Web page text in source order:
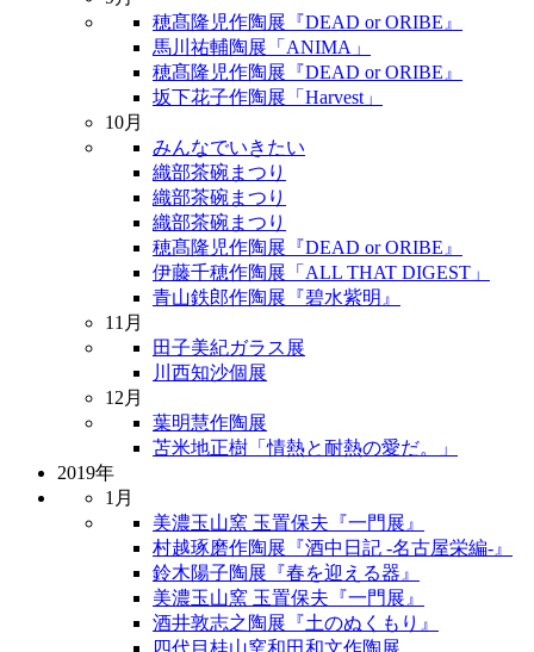
穂髙隆児作陶展『DEAD or ORIBE』
馬川祐輔陶展「ANIMA」
穂髙隆児作陶展『DEAD or ORIBE』
坂下花子作陶展「Harvest」
10月
みんなでいきたい
織部茶碗まつり
織部茶碗まつり
織部茶碗まつり
穂髙隆児作陶展『DEAD or ORIBE』
伊藤千穂作陶展「ALL THAT DIGEST」
青山鉄郎作陶展『碧水紫明』
11月
田子美紀ガラス展
川西知沙個展
12月
葉明慧作陶展
苫米地正樹「情熱と耐熱の愛だ。」
2019年
1月
美濃玉山窯 玉置保夫『一門展』
村越琢磨作陶展『酒中日記 -名古屋栄編-』
鈴木陽子陶展『春を迎える器』
美濃玉山窯 玉置保夫『一門展』
酒井敦志之陶展『土のぬくもり』
四代目桂山窯和田和文作陶展